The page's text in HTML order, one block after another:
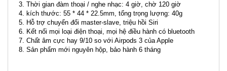
3. Thời gian đàm thoại / nghe nhạc: 4 giờ, chờ 120 giờ
4. kích thước: 55 * 44 * 22.5mm, tổng trọng lượng: 40g
5. Hỗ trợ chuyển đổi master-slave, triệu hồi Siri
6. Kết nối mọi loại điện thoại, mọi hệ điều hành có bluetooth
7. Chất âm cực hay 9/10 so với Airpods 3 của Apple
8. Sản phẩm mới nguyên hộp, bảo hành 6 tháng